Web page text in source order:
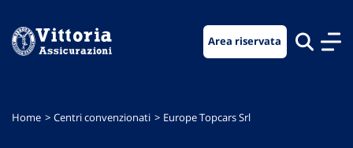
menu
contenuto
footer
Area riservata
Home Centri convenzionati Europe Topcars Srl